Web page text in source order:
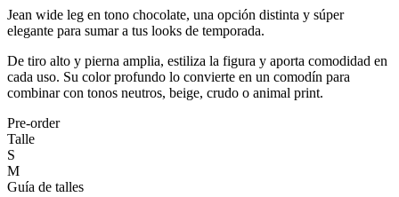
Jean wide leg en tono chocolate, una opción distinta y súper
elegante para sumar a tus looks de temporada.
De tiro alto y pierna amplia, estiliza la figura y aporta comodidad en
cada uso. Su color profundo lo convierte en un comodín para
combinar con tonos neutros, beige, crudo o animal print.
Pre-order
Talle
S
M
Guía de talles